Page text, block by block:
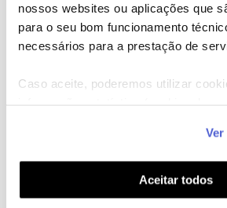
nossos websites ou aplicações que
para o seu bom funcionamento
necessários para a prestação de
Caso aceite, poderemos utilizar
funcionalidades (cookies de
funcionalidade) e adaptar anúncios
(cookies de publicidade
utilização dos cookies clicando em "
Aceitar todos
Hall of Fame de julho